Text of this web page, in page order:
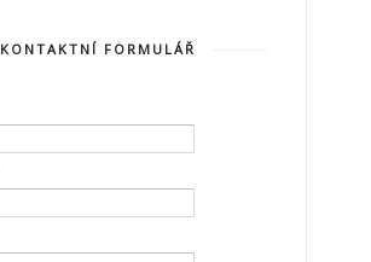
KONTAKTNÍ FORMULÁŘ